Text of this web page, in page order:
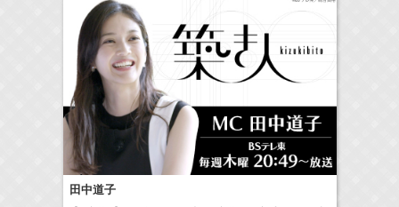
田中道子